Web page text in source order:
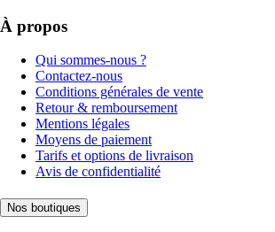
À propos
Qui sommes-nous ?
Contactez-nous
Conditions générales de vente
Retour & remboursement
Mentions légales
Moyens de paiement
Tarifs et options de livraison
Avis de confidentialité
Nos boutiques